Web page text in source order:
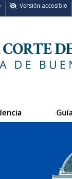
Versión accesible